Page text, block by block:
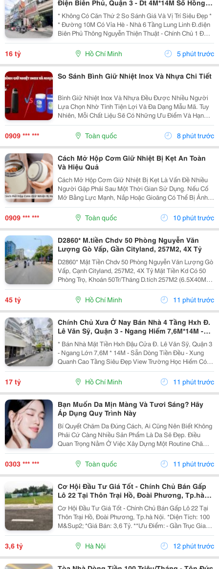
Điện Biên Phủ, Quận 3 - Dt 4M*14M Sổ Hồng
Hoàn Công Chuẩn - Chính Chủ 1 Đời Xưa * Lh
Giang
* Không Có Căn Thứ 2 So Sánh Giá Và Vị Trí Siêu Đẹp *
* Đường 10M Có Vỉa Hè - Nhà 6 Tầng Lung Linh Đ.điện
Biên Phủ Thông Nguyễn Thiện Thuật - Chính Chủ 1 Đời:
- Diện Tích: 56M2. Ngang 4M * 14M. -Kết Cấu: 6 Tầng
Btct Mới Có Sân Thượng Uống Trà Ngắm...
16 tỷ Hồ Chí Minh 5 phút trước
So Sánh Bình Giữ Nhiệt Inox Và Nhựa Chi Tiết
Bình Giữ Nhiệt Inox Và Nhựa Đều Được Nhiều Người
Lựa Chọn Nhờ Tính Tiện Lợi Và Đa Dạng Mẫu Mã. Tuy
Nhiên, Mỗi Chất Liệu Sẽ Có Những Ưu Điểm Và Hạn
Chế Riêng Về Khả Năng Giữ Nhiệt, Độ Bền Cũng Như
Độ An Toàn. Nếu Bạn Đang Phân Vân Bình Giữ Nhiệt
0909 *** *** Toàn quốc 8 phút trước
Cách Mở Hộp Cơm Giữ Nhiệt Bị Kẹt An Toàn
Và Hiệu Quả
Cách Mở Hộp Cơm Giữ Nhiệt Bị Kẹt Là Vấn Đề Nhiều
Người Gặp Phải Sau Một Thời Gian Sử Dụng. Nếu Cố
Mở Bằng Lực Mạnh, Nắp Hoặc Gioăng Có Thể Bị Ảnh
Hưởng. Dưới Đây Là Những Cách Xử Lý Đơn Giản
Giúp Bạn Mở Hộp Dễ Dàng Hơn. 1. Vì Sao Hộp Cơm
Giữ Nhiệt...
0909 *** *** Toàn quốc 10 phút trước
D2860* M.tiền Chdv 50 Phòng Nguyễn Văn
Lượng Gò Vấp, Gần Cityland, 257M2, 4X Tỷ
D2860* Mặt Tiền Chdv 50 Phòng Nguyễn Văn Lượng Gò
Vấp, Cạnh Cityland, 257M2, 4X Tỷ Mặt Tiền Kd Có 50
Phòng Trọ, Khoán 50Tr/Tháng D.tích 257M2 (6.5X40M,
Odt), Đất Vuông A4 Kết Cấu 1 Trệt, 2L, St Đ. 20M Thông
(Qh 30M) Kết Bạn Zalo Nhận Thông...
45 tỷ Hồ Chí Minh 11 phút trước
Chính Chủ Xưa Ở Nay Bán Nhà 4 Tầng Hxh Đ.
Lê Văn Sỹ, Quận 3 - Ngang Hiếm 7,6M*14M -
Dòng Tiền Cho Thuê Khoán 30Tr/Th - Xung
Quanh Nhà Xây Cao Tầng
* Bán Nhà Mặt Tiền Hxh Đậu Cửa Đ. Lê Văn Sỹ, Quận 3
- Ngang Lớn 7,6M * 14M - Sẵn Dòng Tiền Đều - Xung
Quanh Cao Tầng Siêu Đẹp View Trường Học Hiếm Có -
Diện Tích: 100M2. - Kết Cấu: 4 Tầng Btct - Hxh 6M
Thông Trường Sa - Khu Vực Tập Trung Nhà Cao...
17 tỷ Hồ Chí Minh 11 phút trước
Bạn Muốn Da Mịn Màng Và Tươi Sáng? Hãy
Áp Dụng Quy Trình Này
Bí Quyết Chăm Da Đúng Cách, Ai Cũng Nên Biết Không
Phải Cứ Càng Nhiều Sản Phẩm Là Da Sẽ Đẹp. Điều
Quan Trọng Nằm Ở Việc Xây Dựng Một Routine Chăm
Sóc Da Khoa Học, Phù Hợp Với Nhu Cầu Làn Da Và
Duy Trì Đều Đặn Mỗi Ngày. Khi Bạn Biết Cách Kết Hợp...
0303 *** *** Toàn quốc 11 phút trước
Cơ Hội Đầu Tư Giá Tốt - Chính Chủ Bán Gấp
Lô 22 Tại Thôn Trại Hồ, Đoài Phương, Tp.hà
Nội.
Cơ Hội Đầu Tư Giá Tốt - Chính Chủ Bán Gấp Lô 22 Tại
Thôn Trại Hồ, Đoài Phương, Tp.hà Nội. *Diện Tích: 100
M&Sup2; *Giá Bán: 3,6 Tỷ. **Ưu Điểm: - Gần Trục Giao
Thông Huyết Mạch - Chỉ 500M Ra Quốc Lộ 21A ↠ Di
Chuyển Nhanh Về Trung Tâm Và Các...
3,6 tỷ Hà Nội 12 phút trước